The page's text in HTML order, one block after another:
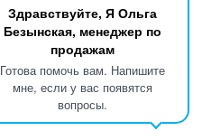
Здравствуйте, Я Ольга
Безынская, менеджер по
продажам
Готова помочь вам. Напишите
мне, если у вас появятся
вопросы.